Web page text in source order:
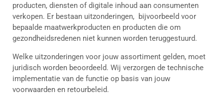
producten, diensten of digitale inhoud aan consumenten
verkopen. Er bestaan uitzonderingen, bijvoorbeeld voor
bepaalde maatwerkproducten en producten die om
gezondheidsredenen niet kunnen worden teruggestuurd.
Welke uitzonderingen voor jouw assortiment gelden, moet
juridisch worden beoordeeld. Wij verzorgen de technische
implementatie van de functie op basis van jouw
voorwaarden en retourbeleid.